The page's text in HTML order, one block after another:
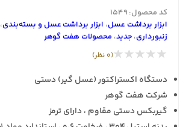
کد محصول: 1549
ابزار برداشت عسل، ابزار برداشت عسل و بسته‌بندی،
زنبورداری، جدید، محصولات هفت گوهر
★★★★★(0 نظر)
دستگاه اکستراکتور (عسل گیر) دستی
شرکت هفت گوهر
گیربکس دستی مقاوم ، دارای ترمز